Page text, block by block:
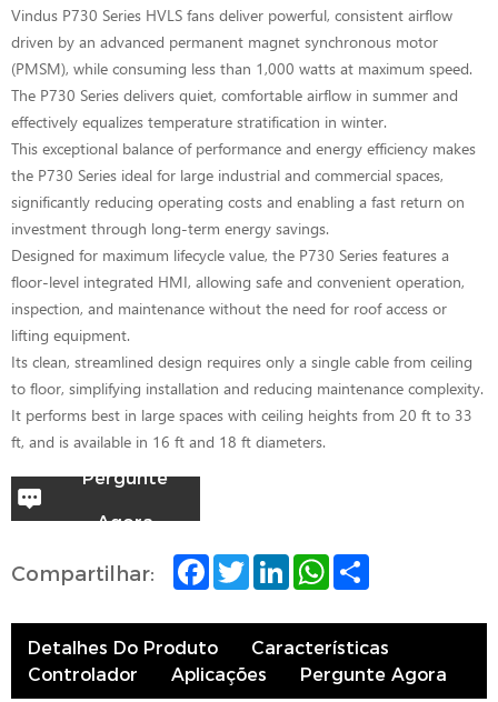
Vindus P730 Series HVLS fans deliver powerful, consistent airflow
driven by an advanced permanent magnet synchronous motor
(PMSM), while consuming less than 1,000 watts at maximum speed.
The P730 Series delivers quiet, comfortable airflow in summer and
effectively equalizes temperature stratification in winter.
This exceptional balance of performance and energy efficiency makes
the P730 Series ideal for large industrial and commercial spaces,
significantly reducing operating costs and enabling a fast return on
investment through long-term energy savings.
Designed for maximum lifecycle value, the P730 Series features a
floor-level integrated HMI, allowing safe and convenient operation,
inspection, and maintenance without the need for roof access or
lifting equipment.
Its clean, streamlined design requires only a single cable from ceiling
to floor, simplifying installation and reducing maintenance complexity.
It performs best in large spaces with ceiling heights from 20 ft to 33
ft, and is available in 16 ft and 18 ft diameters.
Pergunte
Agora
Compartilhar: F
a
c
o
o
k
T
w
e
r
L
n
d
W
h
a
s
A
p
p
Detalhes Do Produto
Características
Controlador
Aplicações Pergunte Agora